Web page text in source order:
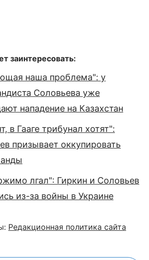
заинтересовать:
наша проблема": у
Соловьева уже
нападение на Казахстан
в Гааге трибунал хотят":
призывает оккупировать
лгал": Гиркин и Соловьев
из-за войны в Украине
Редакционная политика сайта